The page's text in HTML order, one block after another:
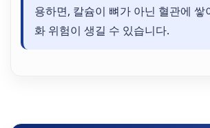
용하면, 칼슘이 뼈가 아닌 혈관에 쌓
화 위험이 생길 수 있습니다.